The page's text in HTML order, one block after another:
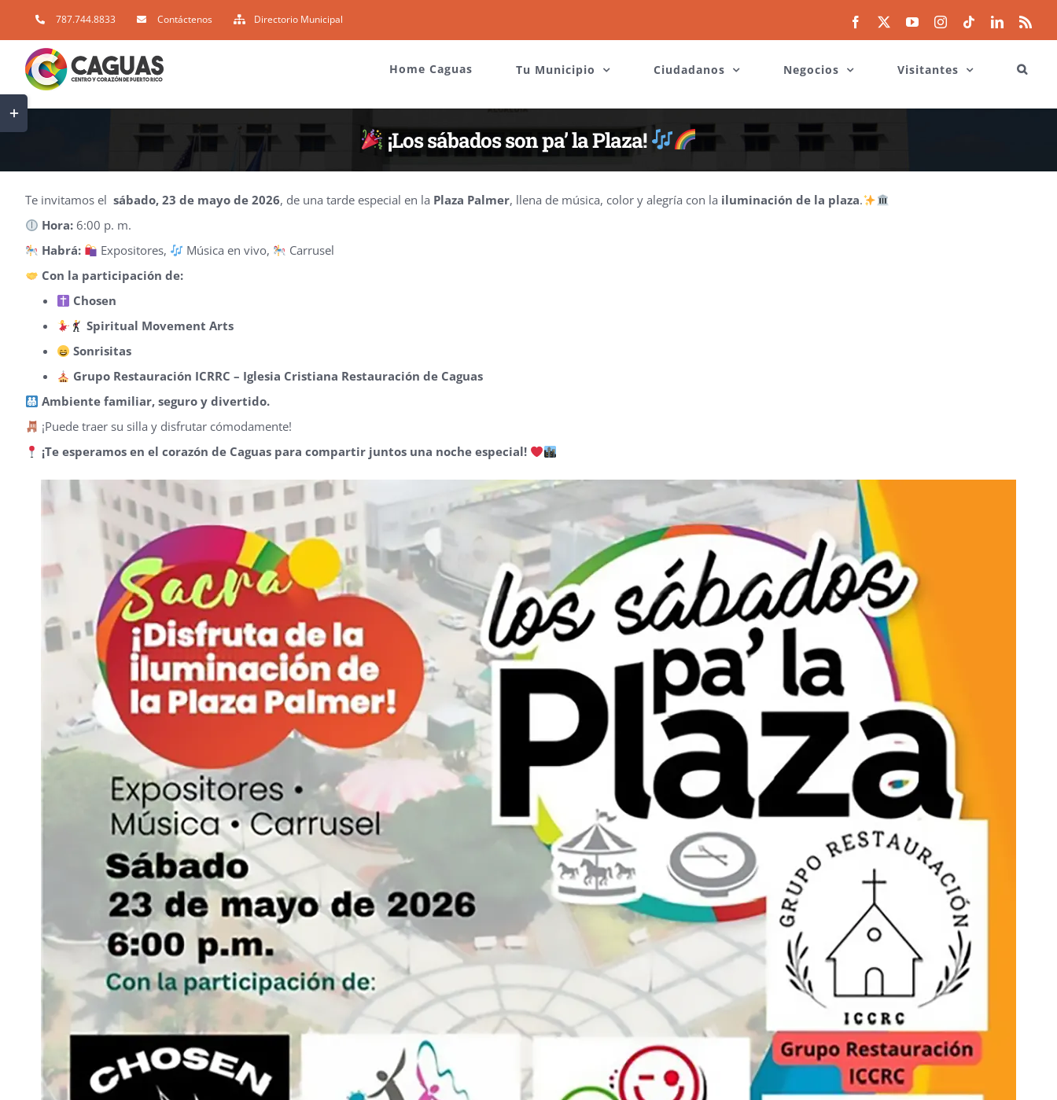
to
content
787.744.8833 Contáctenos Directorio Municipal Facebook YouTubeInstagram
TiktokLinkedIn
Home Caguas Tu Municipio Ciudadanos Negocios Visitantes
¡Los sábados son pa’ la Plaza!
Te invitamos el sábado, 23 de mayo de 2026, de una tarde especial en la Plaza Palmer, llena de música, color y alegría con la iluminación de la plaza.
Hora: 6:00 p. m.
Habrá:
Expositores, Música en vivo,
Carrusel
Con la participación de:
Chosen
Spiritual Movement Arts
Sonrisitas
Grupo Restauración ICRRC – Iglesia Cristiana Restauración de Caguas
Ambiente familiar, seguro y divertido.
¡Puede traer su silla y disfrutar cómodamente!
¡Te esperamos en el corazón de Caguas para compartir juntos una noche especial!
Toggle
Sliding